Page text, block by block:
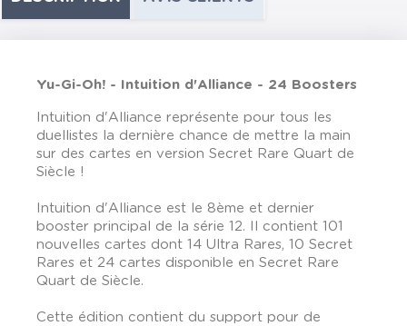
Yu-Gi-Oh! - Intuition d'Alliance - 24 Boosters
Intuition d'Alliance représente pour tous les
duellistes la dernière chance de mettre la main
sur des cartes en version Secret Rare Quart de
Siècle !
Intuition d'Alliance est le 8ème et dernier
booster principal de la série 12. Il contient 101
nouvelles cartes dont 14 Ultra Rares, 10 Secret
Rares et 24 cartes disponible en Secret Rare
Quart de Siècle.
Cette édition contient du support pour de